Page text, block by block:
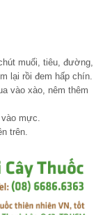
muối, tiêu, đường,
lại rồi đem hấp chín.
vào xào, nêm thêm
mực.
trên.